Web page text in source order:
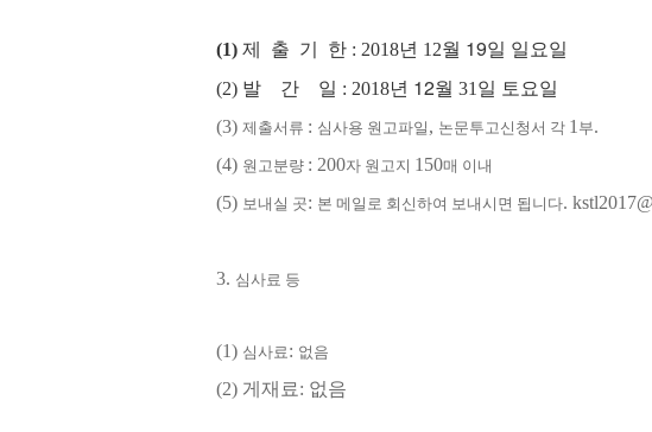
(1) 제 출 기 한 : 2018년 12월 19일 일요일
(2) 발 간 일 : 2018년 12월 31 일 토요일
(3) 제출서류 : 심사용 원고파일 , 논문투고신청서 각 1 부.
(4) 원고분량 : 200자 원고지 150매 이내
(5) 보내실 곳: 본 메일로 회신하여 보내시면 됩니다.
3. 심사료 등
(1) 심사료 : 없음
(2) 게재료: 없음